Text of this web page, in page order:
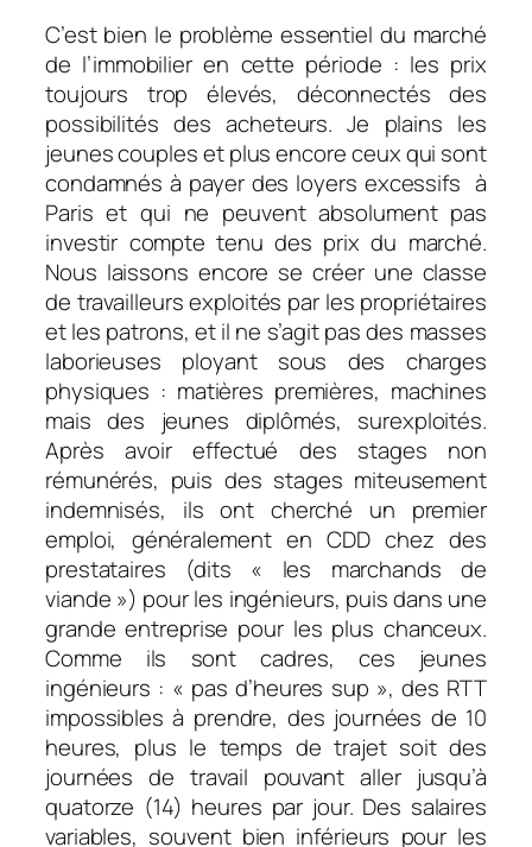
C’est bien le problème essentiel du marché
de l’immobilier en cette période : les prix
toujours trop élevés, déconnectés des
possibilités des acheteurs. Je plains les
jeunes couples et plus encore ceux qui sont
condamnés à payer des loyers excessifs à
Paris et qui ne peuvent absolument pas
investir compte tenu des prix du marché.
Nous laissons encore se créer une classe
de travailleurs exploités par les propriétaires
et les patrons, et il ne s’agit pas des masses
laborieuses ployant sous des charges
physiques : matières premières, machines
mais des jeunes diplômés, surexploités.
Après avoir effectué des stages non
rémunérés, puis des stages miteusement
indemnisés, ils ont cherché un premier
emploi, généralement en CDD chez des
prestataires (dits « les marchands de
viande ») pour les ingénieurs, puis dans une
grande entreprise pour les plus chanceux.
Comme ils sont cadres, ces jeunes
ingénieurs : « pas d’heures sup », des RTT
impossibles à prendre, des journées de 10
heures, plus le temps de trajet soit des
journées de travail pouvant aller jusqu’à
quatorze (14) heures par jour. Des salaires
variables, souvent bien inférieurs pour les